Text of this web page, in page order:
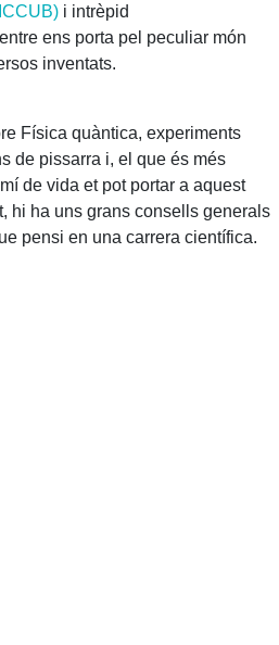
i intrèpid
ens porta pel peculiar món
inventats.
Física quàntica, experiments
de pissarra i, el que és més
de vida et pot portar a aquest
hi ha uns grans consells generals
pensi en una carrera científica.